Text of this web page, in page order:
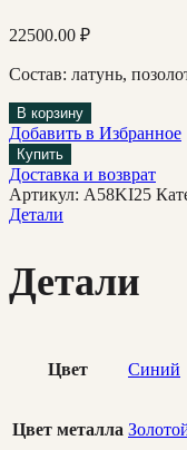
22500.00 ₽
Состав: латунь,
В корзину
Добавить в Избранное
Купить
Доставка и возврат
Артикул: A58KI25
Детали
Детали
Цвет Синий
Цвет металла